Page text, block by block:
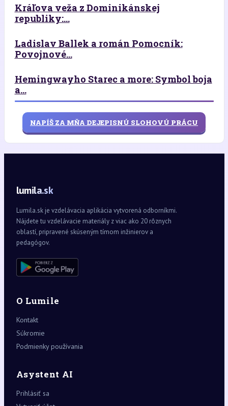
Kráľova veža z Dominikánskej
republiky:...
Ladislav Ballek a román Pomocník:
Povojnové...
Hemingwayho Starec a more: Symbol boja
a...
NAPÍŠ ZA MŇA DEJEPISNÚ SLOHOVÚ PRÁCU
lumila.sk
Lumila.sk je vzdelávacia aplikácia vytvorená odborníkmi.
Nájdete tu vzdelávacie materiály z viac ako 20 rôznych
oblastí, pripravené skúseným tímom inžinierov a
pedagógov.
O Lumile
Kontakt
Súkromie
Podmienky používania
Asystent AI
Prihlásiť sa